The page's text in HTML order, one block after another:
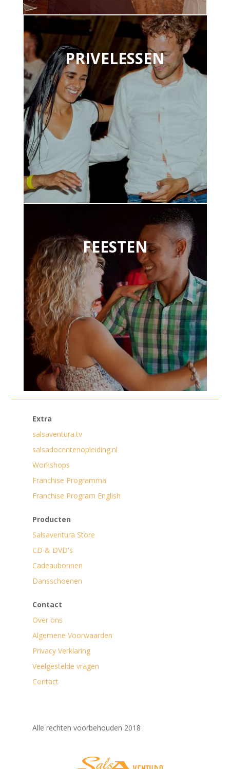
PRIVELESSEN
FEESTEN
Extra
salsaventura.tv
salsadocentenopleiding.nl
Workshops
Franchise Programma
Franchise Program English
Producten
Salsaventura Store
CD & DVD's
Cadeaubonnen
Dansschoenen
Contact
Over ons
Algemene Voorwaarden
Privacy Verklaring
Veelgestelde vragen
Contact
Alle rechten voorbehouden 2018